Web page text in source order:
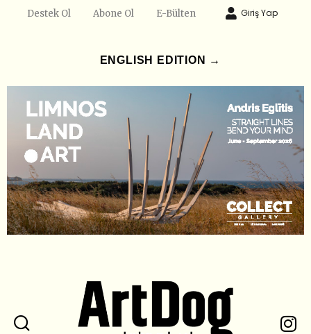
Destek Ol Abone Ol E-Bülten Giriş Yap
ENGLISH EDITION →